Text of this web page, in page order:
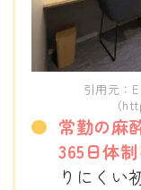
引用元：
（
常勤の麻
365日体制
りにくい